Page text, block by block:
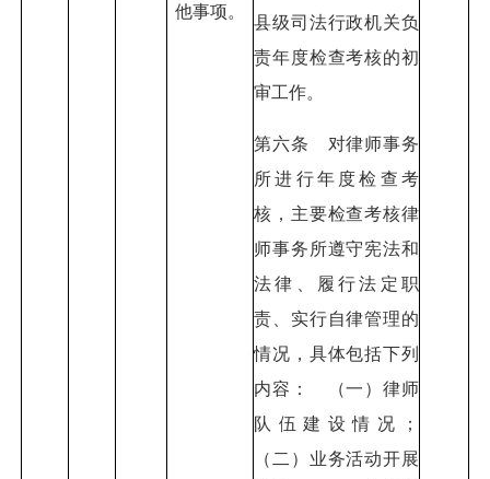
他事项。
县级司法行政机关负
责年度检查考核的初
审工作。
第六条 对律师事务
所进行年度检查考
核，主要检查考核律
师事务所遵守宪法和
法律、履行法定职
责、实行自律管理的
情况，具体包括下列
内容： （一）律师
队伍建设情况；
（二）业务活动开展